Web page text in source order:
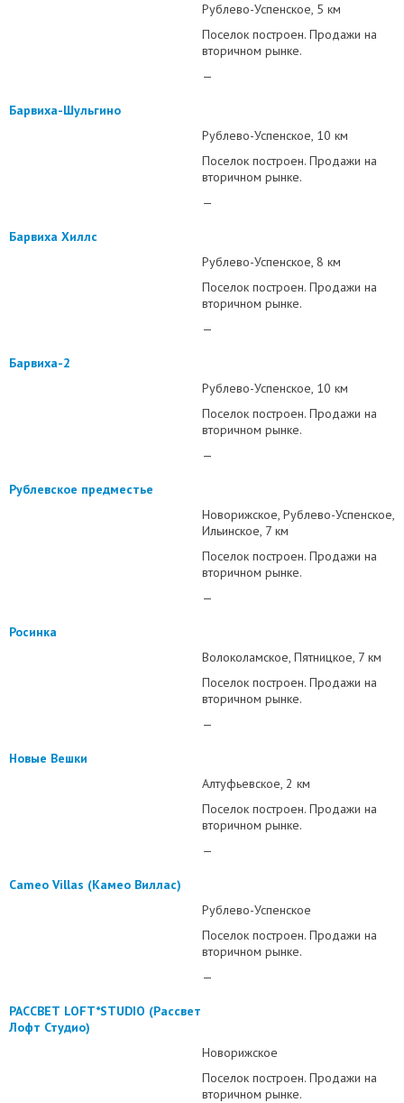
Рублево-Успенское 5 км
Поселок построен. Продажи на
вторичном рынке.
—
Барвиха-Шульгино
Рублево-Успенское 10 км
Поселок построен. Продажи на
вторичном рынке.
—
Барвиха Хиллс
Рублево-Успенское 8 км
Поселок построен. Продажи на
вторичном рынке.
—
Барвиха-2
Рублево-Успенское 10 км
Поселок построен. Продажи на
вторичном рынке.
—
Рублевское предместье
Новорижское Рублево-Успенское
Ильинское 7 км
Поселок построен. Продажи на
вторичном рынке.
—
Росинка
Волоколамское Пятницкое 7 км
Поселок построен. Продажи на
вторичном рынке.
—
Новые Вешки
Алтуфьевское 2 км
Поселок построен. Продажи на
вторичном рынке.
—
Cameo Villas (Камео Виллас)
Рублево-Успенское
Поселок построен. Продажи на
вторичном рынке.
—
РАССВЕТ LOFT*STUDIO (Рассвет
Лофт Студио)
Новорижское
Поселок построен. Продажи на
вторичном рынке.